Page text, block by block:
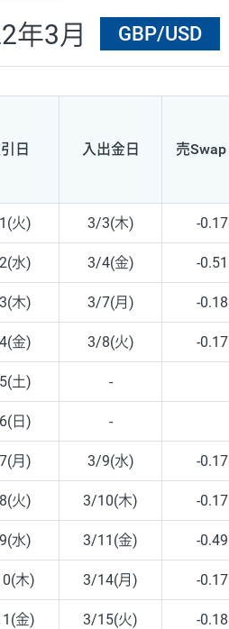
年3月 GBP/USD
日 入出金日 売Swap
火) 3/3(木) -0.17
水) 3/4(金) -0.51
木) 3/7(月) -0.18
金) 3/8(火) -0.17
土) -
日) -
月) 3/9(水) -0.17
火) 3/10(木) -0.17
水) 3/11(金) -0.49
木) 3/14(月) -0.17
金) 3/15(火) -0.18